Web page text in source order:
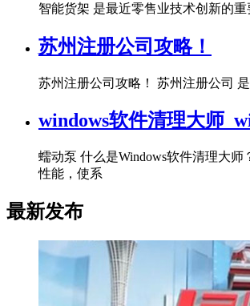
智能货架 是最近零售业技术创新的
苏州注册公司攻略！
苏州注册公司攻略！ 苏州注册公司
windows软件清理大师
蠕动泵 什么是Windows软件清理大
性能，使系
最新发布